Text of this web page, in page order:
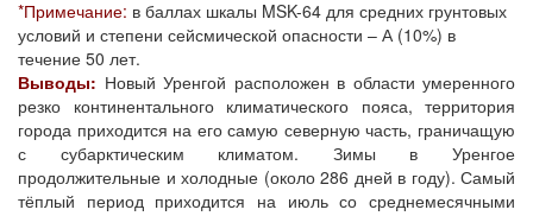
*Примечание: в баллах шкалы MSK-64 для средних грунтовых
условий и степени сейсмической опасности – А (10%) в
течение 50 лет.
Выводы: Новый Уренгой расположен в области умеренного
резко континентального климатического пояса, территория
города приходится на его самую северную часть, граничащую
с субарктическим климатом. Зимы в Уренгое
продолжительные и холодные (около 286 дней в году). Самый
тёплый период приходится на июль со среднемесячными